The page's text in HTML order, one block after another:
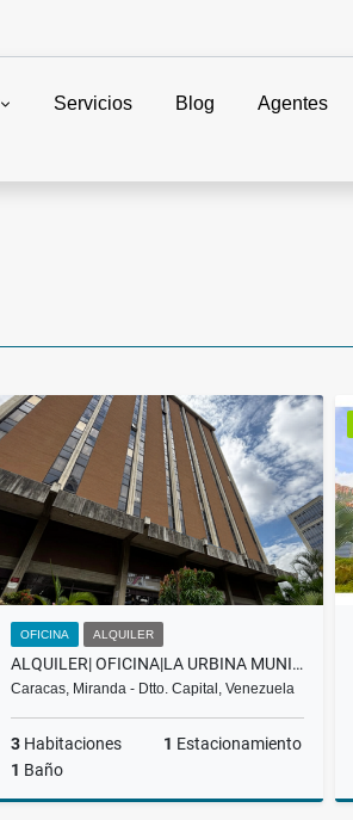
Servicios Blog Agentes
OFICINA ALQUILER
ALQUILER| OFICINA|LA URBINA MUNICIPIO SUCRE
Caracas, Miranda - Dtto. Capital, Venezuela
3 Habitaciones 1 Estacionamiento
1 Baño